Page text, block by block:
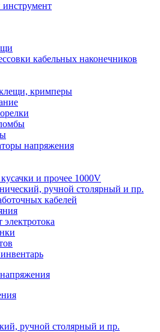
кабельных наконечников
кримперы
напряжения
и прочее 1000V
ручной столярный и пр.
кабелей
ручной столярный и пр.